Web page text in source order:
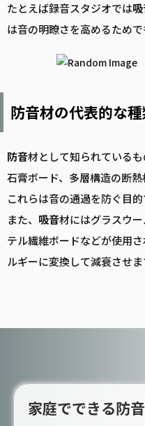
たとえば録音スタジオでは
は音の明瞭さを高めるためで
防音材の代表的な
防音材として知られている
石膏ボード、多層構造の断熱
これらは音の通過を防ぐ目的
また、 吸音材にはグラスウ
テル繊維ボードなどが使用
ルギーに変換して減衰させま
家庭でできる防